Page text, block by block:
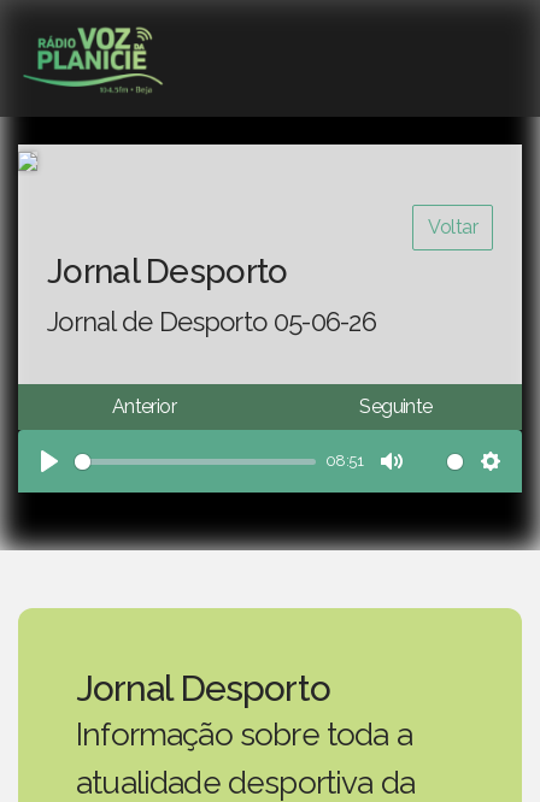
Voltar
Jornal Desporto
Jornal de Desporto 05-06-26
Anterior Seguinte
Play
08:51
Mute
Jornal Desporto
Informação sobre toda a
atualidade desportiva da